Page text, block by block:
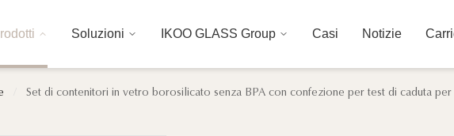
Soluzioni IKOO GLASS Group Casi Notizie
Set di contenitori in vetro borosilicato senza BPA con confezione per test di caduta